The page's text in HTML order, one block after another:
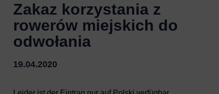
Zakaz korzystania z
rowerów miejskich do
odwołania
19.04.2020